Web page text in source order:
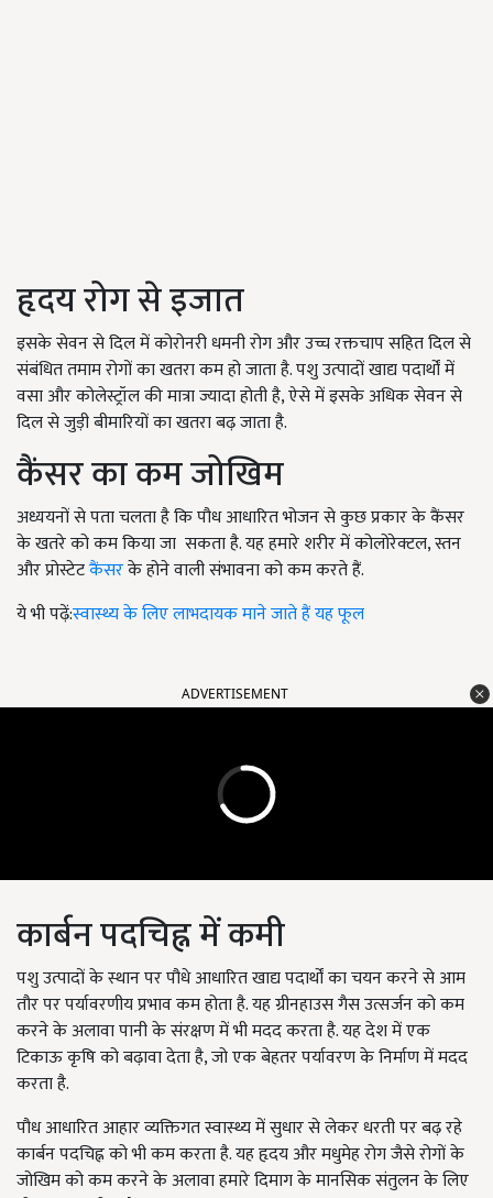
हृदय रोग से इजात
इसके सेवन से दिल में कोरोनरी धमनी रोग और उच्च रक्तचाप सहित दिल से
संबंधित तमाम रोगों का खतरा कम हो जाता है. पशु उत्पादों खाद्य पदार्थों में
वसा और कोलेस्ट्रॉल की मात्रा ज्यादा होती है,ऐसे में इसके अधिक सेवन से
दिल से जुड़ी बीमारियों का खतरा बढ़ जाता है.
कैंसर का कम जोखिम
अध्ययनों से पता चलता है कि पौध आधारित भोजन से कुछ प्रकार के कैंसर
के खतरे को कम किया जा सकता है. यह हमारे शरीर में कोलोरेक्टल,स्तन
और प्रोस्टेटकैंसरके होने वाली संभावना को कम करते हैं.
ये भी पढ़ें:स्वास्थ्य के लिए लाभदायक माने जाते हैं यह फूल
ADVERTISEMENT
कार्बन पदचिह्न में कमी
पशु उत्पादों के स्थान पर पौधे आधारित खाद्य पदार्थों का चयन करने से आम
तौर पर पर्यावरणीय प्रभाव कम होता है. यह ग्रीनहाउस गैस उत्सर्जन को कम
करने के अलावा पानी के संरक्षण में भी मदद करता है. यह देश में एक
टिकाऊ कृषि को बढ़ावा देता है,जो एक बेहतर पर्यावरण के निर्माण में मदद
करता है.
पौध आधारित आहार व्यक्तिगत स्वास्थ्य में सुधार से लेकर धरती पर बढ़ रहे
कार्बन पदचिह्न को भी कम करता है. यह हृदय और मधुमेह रोग जैसे रोगों के
जोखिम को कम करने के अलावा हमारे दिमाग के मानसिक संतुलन के लिए